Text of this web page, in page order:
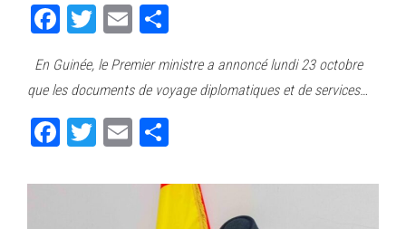
Fa
bo
ok
T
tt
er
E
ail ag
er
En Guinée, le Premier ministre a annoncé lundi 23 octobre
que les documents de voyage diplomatiques et de services…
Fa
bo
T
tt
E
ail ag